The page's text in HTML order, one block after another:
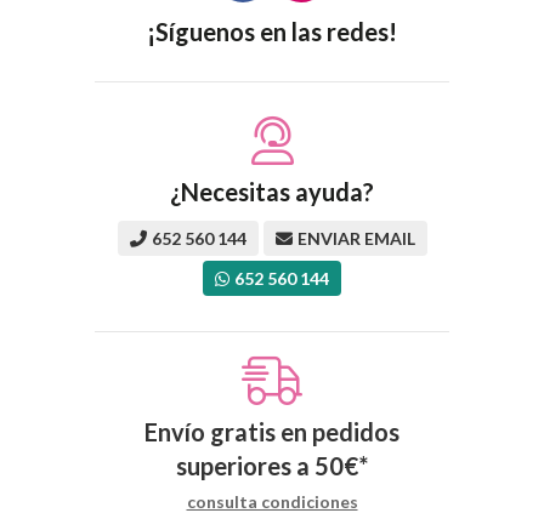
¡Síguenos en las redes!
¿Necesitas ayuda?
652 560 144
ENVIAR EMAIL
652 560 144
Envío gratis en pedidos
superiores a 50€*
consulta condiciones